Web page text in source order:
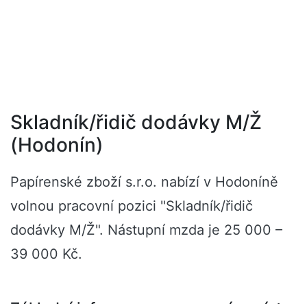
Skladník/řidič dodávky M/Ž
(Hodonín)
Papírenské zboží s.r.o. nabízí v Hodoníně
volnou pracovní pozici "Skladník/řidič
dodávky M/Ž". Nástupní mzda je 25 000 –
39 000 Kč.